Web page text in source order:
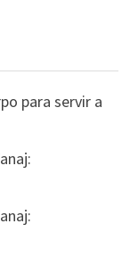
para servir a